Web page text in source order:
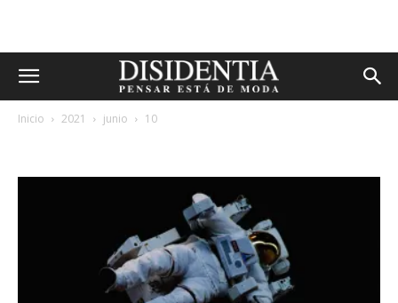
Inicio 2021 junio 10